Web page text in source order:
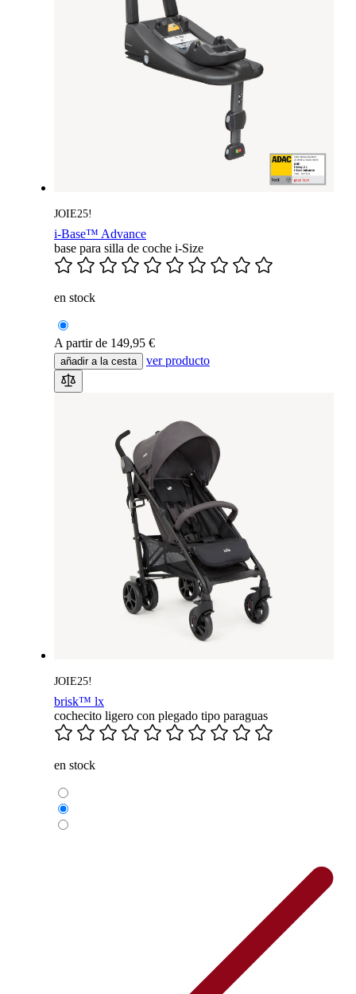
JOIE25!
i-Base™ Advance
base para silla de coche i-Size
en stock
A partir de 149,95 €
añadir a la cesta ver producto
JOIE25!
brisk™ lx
cochecito ligero con plegado tipo paraguas
en stock